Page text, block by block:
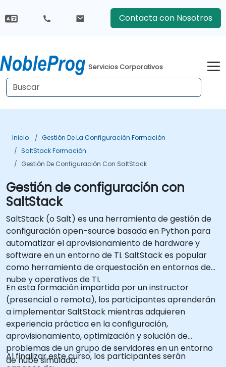
Contacta con Nosotros
Servicios Corporativos
Inicio
Gestión De La Configuración Formación
SaltStack Formación
Gestión De Configuración Con SaltStack
Gestión de configuración con
SaltStack
SaltStack (o Salt) es una herramienta de gestión de
configuración open-source basada en Python para
automatizar el aprovisionamiento de hardware y
software en un entorno de TI. SaltStack es popular
como herramienta de orquestación en entornos de
nube y operativos de TI.
En esta formación impartida por un instructor
(presencial o remota), los participantes aprenderán
a implementar SaltStack mientras adquieren
experiencia práctica en la configuración,
aprovisionamiento, optimización y solución de
problemas de un grupo de servidores en un entorno
de nube simulado.
Al finalizar este curso, los participantes serán